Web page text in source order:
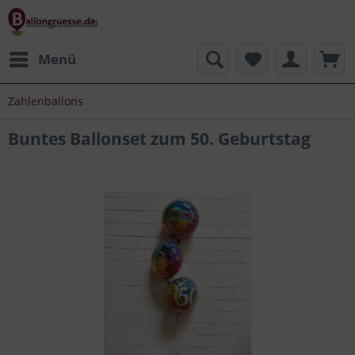
Menü
Zahlenballons
Buntes Ballonset zum 50. Geburtstag